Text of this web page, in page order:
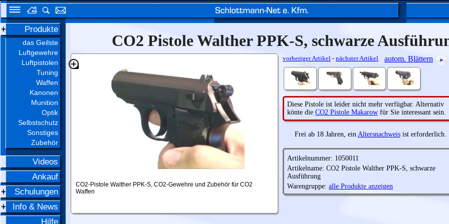
Produkte
das Geilste
Luftgewehre
Luftpistolen
Tuning
Waffen
Kanonen
Munition
Optik
Selbstschutz
Sonstiges
Zubehör
Videos
Ankauf
Schulungen
Info & News
Hilfe
CO2 Pistole Walther PPK-S, schwarze
CO2-Pistole Walther PPK-S, CO2-Gewehre und Zubehör für CO2
Waffen
vorheriger Artikel - nächster Artikel autom. Blättern
Diese Pistole ist leider nicht mehr verfügbar. Alternativ
könte die CO2 Pistole Makarow für Sie interessant sein.
Frei ab 18 Jahren, ein Altersnachweisist erforderlich.
Artikelnummer: 1050011
Artikelname: CO2 Pistole Walther PPK-S, schwarze
Ausführung
Warengruppe: alle Produkte anzeigen